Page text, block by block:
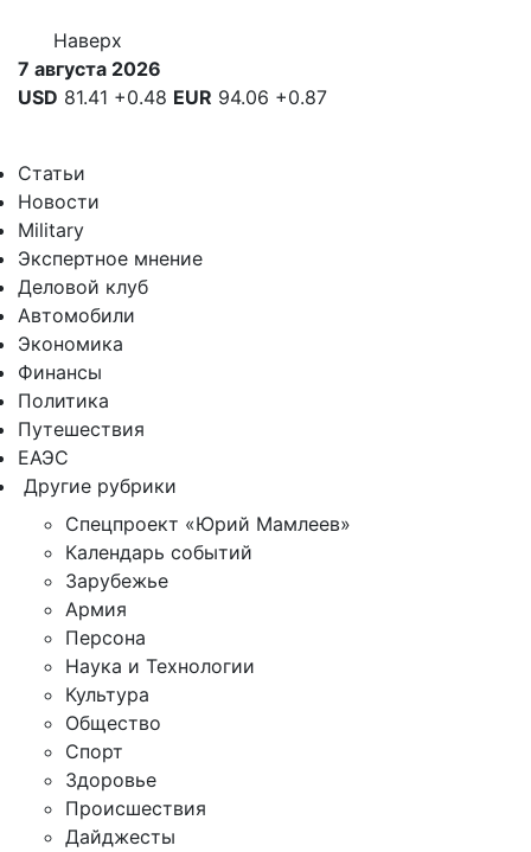
Наверх
7 августа 2026
USD 81.41 +0.48 EUR 94.06 +0.87
Статьи
Новости
Military
Экспертное мнение
Деловой клуб
Автомобили
Экономика
Финансы
Политика
Путешествия
ЕАЭС
Другие рубрики
Спецпроект «Юрий Мамлеев»
Календарь событий
Зарубежье
Армия
Персона
Наука и Технологии
Культура
Общество
Спорт
Здоровье
Происшествия
Дайджесты